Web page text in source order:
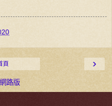
›
頁
路版